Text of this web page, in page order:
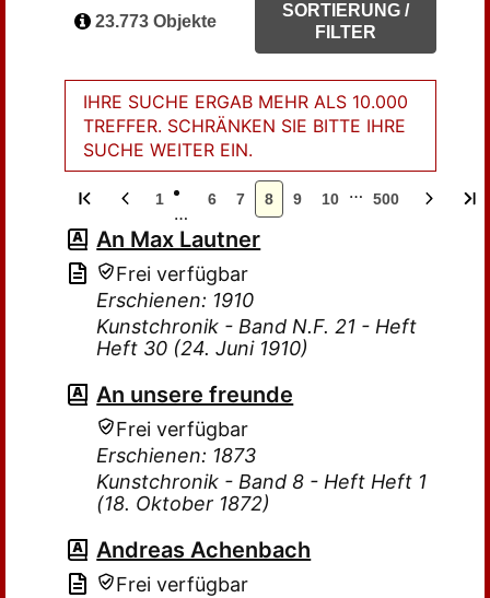
23.773 Objekte
SORTIERUNG /
FILTER
IHRE SUCHE ERGAB MEHR ALS 10.000
TREFFER. SCHRÄNKEN SIE BITTE IHRE
SUCHE WEITER EIN.
1
…
6 7 8 9 10 … 500
An Max Lautner
Frei verfügbar
Erschienen: 1910
Kunstchronik - Band N.F. 21 - Heft
Heft 30 (24. Juni 1910)
An unsere freunde
Frei verfügbar
Erschienen: 1873
Kunstchronik - Band 8 - Heft Heft 1
(18. Oktober 1872)
Andreas Achenbach
Frei verfügbar